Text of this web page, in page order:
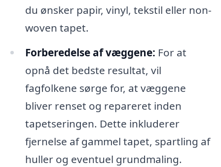
du ønsker papir, vinyl, tekstil eller non-
woven tapet.
Forberedelse af væggene: For at
opnå det bedste resultat, vil
fagfolkene sørge for, at væggene
bliver renset og repareret inden
tapetseringen. Dette inkluderer
fjernelse af gammel tapet, spartling af
huller og eventuel grundmaling.